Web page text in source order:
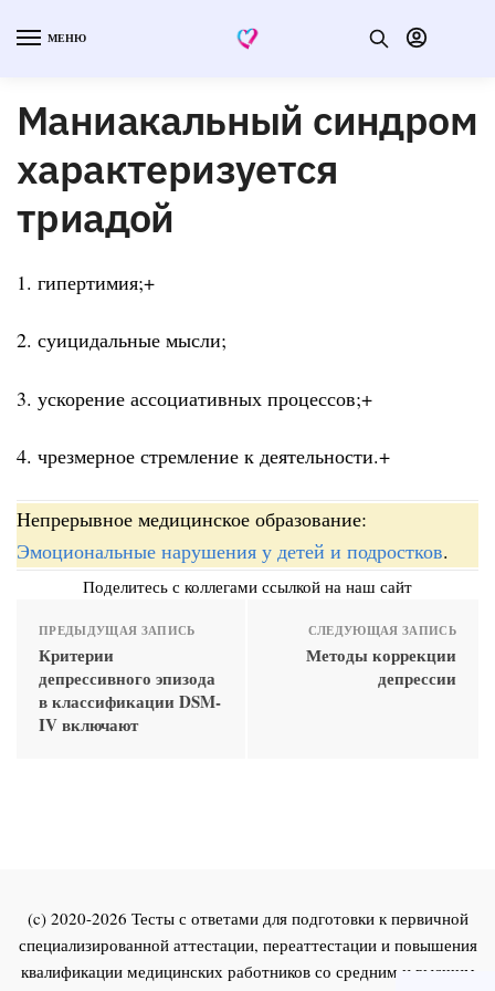
МЕНЮ
Маниакальный синдром
характеризуется
триадой
1. гипертимия;+
2. суицидальные мысли;
3. ускорение ассоциативных процессов;+
4. чрезмерное стремление к деятельности.+
Непрерывное медицинское образование:
Эмоциональные нарушения у детей и подростков.
Поделитесь с коллегами ссылкой на наш сайт
ПРЕДЫДУЩАЯ ЗАПИСЬ
Критерии
депрессивного эпизода
в классификации DSM-
IV включают
СЛЕДУЮЩАЯ ЗАПИСЬ
Методы коррекции
депрессии
(c) 2020-2026 Тесты с ответами для подготовки к первичной
специализированной аттестации, переаттестации и повышения
квалификации медицинских работников со средним и высшим